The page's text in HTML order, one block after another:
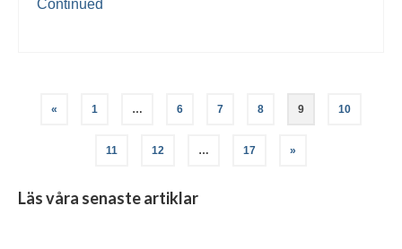
Continued
Sidnumrering
« 1 … 6 7 8 9 10
11 12 … 17 »
Läs våra senaste artiklar